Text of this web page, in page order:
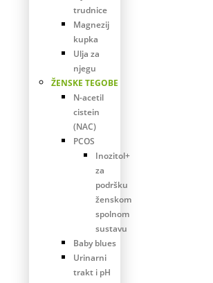
trudnice
Magnezij
kupka
Ulja za
njegu
ŽENSKE TEGOBE
N-acetil
cistein
(NAC)
PCOS
Inozitol+
za
podršku
ženskom
spolnom
sustavu
Baby blues
Urinarni
trakt i pH